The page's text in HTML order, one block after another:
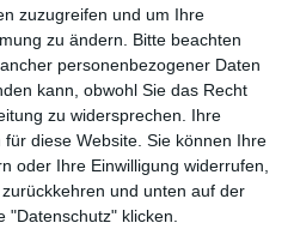
zuzugreifen und um Ihre
zu ändern.
Bitte beachten
personenbezogener Daten
kann, obwohl Sie das Recht
zu widersprechen. Ihre
diese Website. Sie können Ihre
oder Ihre Einwilligung widerrufen,
und unten auf der
"Datenschutz" klicken.
Knuddel
Paare
Dich